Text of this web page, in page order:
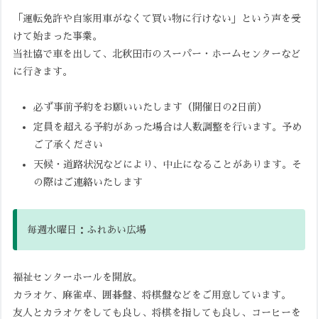
「運転免許や自家用車がなくて買い物に行けない」という声を受
けて始まった事業。
当社協で車を出して、北秋田市のスーパー・ホームセンターなど
に行きます。
必ず事前予約をお願いいたします（開催日の2日前）
定員を超える予約があった場合は人数調整を行います。予め
ご了承ください
天候・道路状況などにより、中止になることがあります。そ
の際はご連絡いたします
毎週水曜日：ふれあい広場
福祉センターホールを開放。
カラオケ、麻雀卓、囲碁盤、将棋盤などをご用意しています。
友人とカラオケをしても良し、将棋を指しても良し、コーヒーを